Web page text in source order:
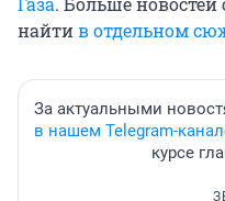
найтив отдельном
За актуальными
в нашем Telegram-
курсе